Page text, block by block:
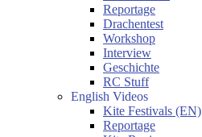
Reportage
Drachentest
Workshop
Interview
Geschichte
RC Stuff
English Videos
Kite Festivals (EN)
Reportage